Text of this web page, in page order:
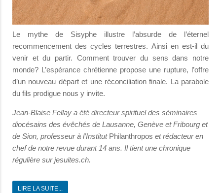
Le mythe de Sisyphe illustre l’absurde de l’éternel
recommencement des cycles terrestres. Ainsi en est-il du
venir et du partir. Comment trouver du sens dans notre
monde? L’espérance chrétienne propose une rupture, l’offre
d’un nouveau départ et une réconciliation finale. La parabole
du fils prodigue nous y invite.
Jean-Blaise Fellay a été directeur spirituel des séminaires
diocésains des évêchés de Lausanne, Genève et Fribourg et
de Sion, professeur à l’InstitutPhilanthropos et rédacteur en
chef de notre revue durant 14 ans. Il tient une chronique
régulière sur jesuites.ch.
LIRE LA SUITE...